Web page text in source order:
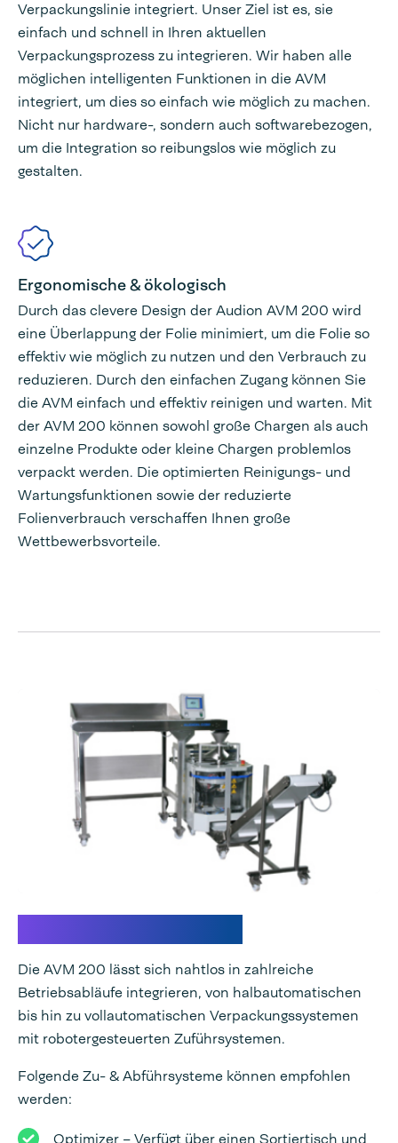
Verpackungslinie integriert. Unser Ziel ist es, sie
einfach und schnell in Ihren aktuellen
Verpackungsprozess zu integrieren. Wir haben alle
möglichen intelligenten Funktionen in die AVM
integriert, um dies so einfach wie möglich zu machen.
Nicht nur hardware-, sondern auch softwarebezogen,
um die Integration so reibungslos wie möglich zu
gestalten.
Ergonomische & ökologisch
Durch das clevere Design der Audion AVM 200 wird
eine Überlappung der Folie minimiert, um die Folie so
effektiv wie möglich zu nutzen und den Verbrauch zu
reduzieren. Durch den einfachen Zugang können Sie
die AVM einfach und effektiv reinigen und warten. Mit
der AVM 200 können sowohl große Chargen als auch
einzelne Produkte oder kleine Chargen problemlos
verpackt werden. Die optimierten Reinigungs- und
Wartungsfunktionen sowie der reduzierte
Folienverbrauch verschaffen Ihnen große
Wettbewerbsvorteile.
Die AVM 200 lässt sich nahtlos in zahlreiche
Betriebsabläufe integrieren, von halbautomatischen
bis hin zu vollautomatischen Verpackungssystemen
mit robotergesteuerten Zuführsystemen.
Folgende Zu- & Abführsysteme können empfohlen
werden:
Optimizer – Verfügt über einen Sortiertisch und